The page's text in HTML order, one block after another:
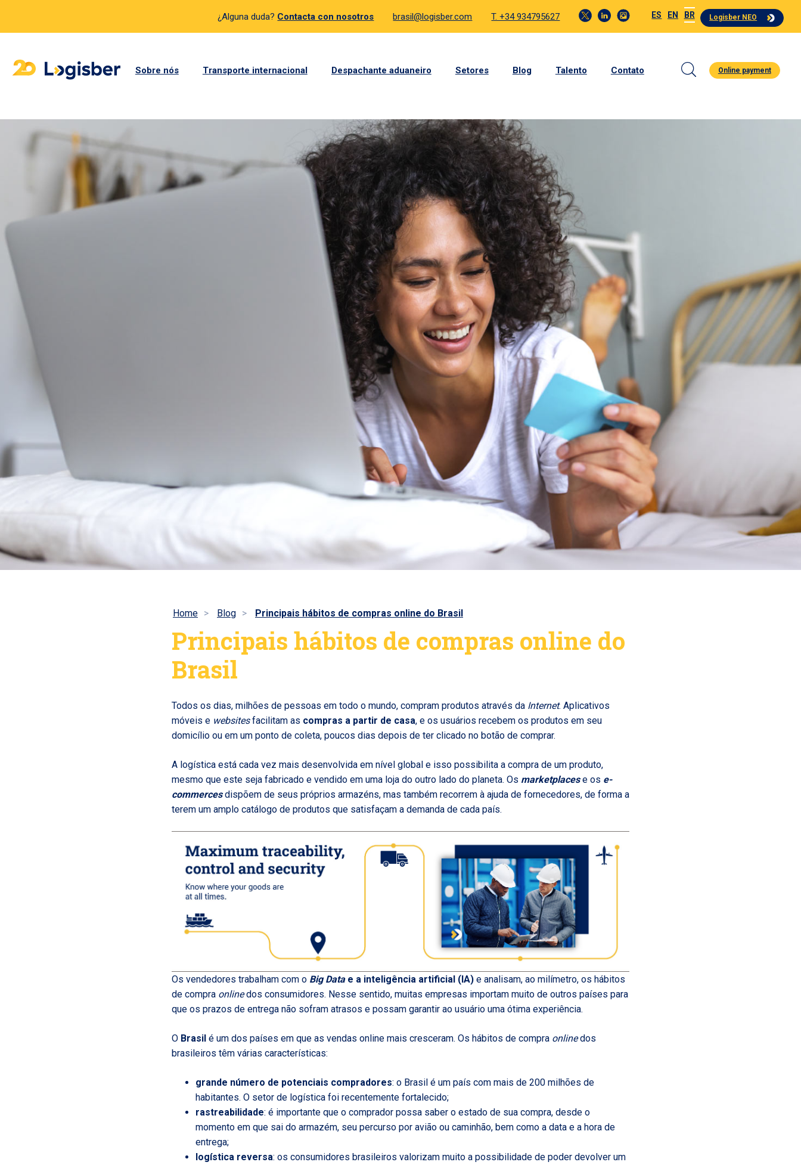
¿Alguna duda? Contacta con nosotros brasil@logisber.com T. +34 934795627 ES EN BR Logisber NEO
Sobre nós Transporte internacional Despachante aduaneiro Setores Blog Talento Contato Online payment
Home Blog Principais hábitos de compras online do Brasil
Principais hábitos de compras online do
Brasil
Todos os dias, milhões de pessoas em todo o mundo, compram produtos através da Internet. Aplicativos
móveis e websitesfacilitam as compras a partir de casa, e os usuários recebem os produtos em seu
domicílio ou em um ponto de coleta, poucos dias depois de ter clicado no botão de comprar.
A logística está cada vez mais desenvolvida em nível global e isso possibilita a compra de um produto,
mesmo que este seja fabricado e vendido em uma loja do outro lado do planeta. Os marketplacese os e-
commercesdispõem de seus próprios armazéns, mas também recorrem à ajuda de fornecedores, de forma a
terem um amplo catálogo de produtos que satisfaçam a demanda de cada país.
Os vendedores trabalham com o Big Datae a inteligência artificial (IA) e analisam, ao milímetro, os hábitos
de compra onlinedos consumidores. Nesse sentido, muitas empresas importam muito de outros países para
que os prazos de entrega não sofram atrasos e possam garantir ao usuário uma ótima experiência.
O Brasil é um dos países em que as vendas online mais cresceram. Os hábitos de compra onlinedos
brasileiros têm várias características:
grande número de potenciais compradores: o Brasil é um país com mais de 200 milhões de
habitantes. O setor de logística foi recentemente fortalecido;
rastreabilidade: é importante que o comprador possa saber o estado de sua compra, desde o
momento em que sai do armazém, seu percurso por avião ou caminhão, bem como a data e a hora de
entrega;
logística reversa: os consumidores brasileiros valorizam muito a possibilidade de poder devolver um